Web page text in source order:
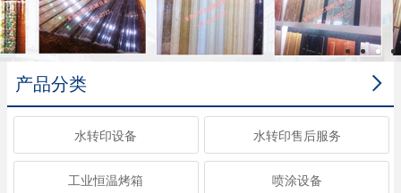

产品分类
水转印设备 水转印售后服务
工业恒温烤箱 喷涂设备